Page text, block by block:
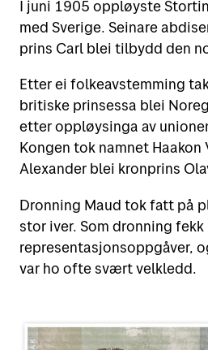
Sende i Norge
Sende til utlandet
Fortolling
Retur
Priser for 2026
Motta
Motta pakker og brev
Spore sendinger
Alt om postkasser
Leie postboks
Verktøy
Finn Posten på kartet
Flytte eller reise bort?
Adressesøk
Betale mva. og toll
Digipost
Posten Signering
I juni 1905 oppløyste
med Sverige. Seinare
prins Carl blei tilbydd den
Etter ei folkeavstemming
britiske prinsessa blei
etter oppløysinga av
Kongen tok namnet Haakon
Alexander blei kronprins
Dronning Maud tok fatt på
stor iver. Som dronning
representasjonsoppgåver,
var ho ofte svært velkledd.